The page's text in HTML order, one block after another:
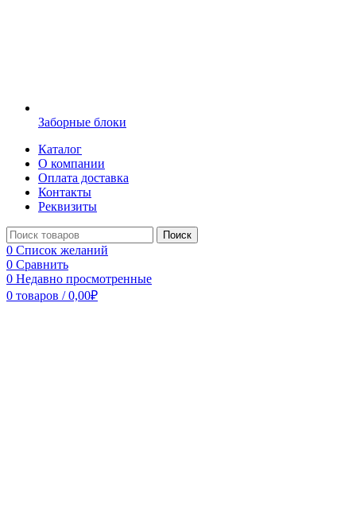
Заборные блоки
Каталог
О компании
Оплата доставка
Контакты
Реквизиты
Поиск
0 Список желаний
0 Сравнить
0 Недавно просмотренные
0 товаров / 0,00₽